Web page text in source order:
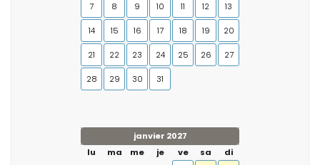
7 8 9 10 11 12 13
14 15 16 17 18 19 20
21 22 23 24 25 26 27
28 29 30 31
janvier 2027
lu
ma me je ve sa
di